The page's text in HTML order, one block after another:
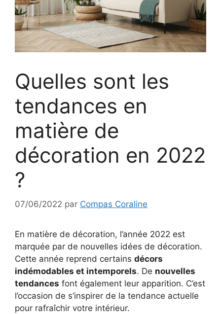
Quelles sont les
tendances en
matière de
décoration en 2022
?
07/06/2022 par Compas Coraline
En matière de décoration, l’année 2022 est
marquée par de nouvelles idées de décoration.
Cette année reprend certains décors
indémodables et intemporels. De nouvelles
tendances font également leur apparition. C’est
l’occasion de s’inspirer de la tendance actuelle
pour rafraîchir votre intérieur.